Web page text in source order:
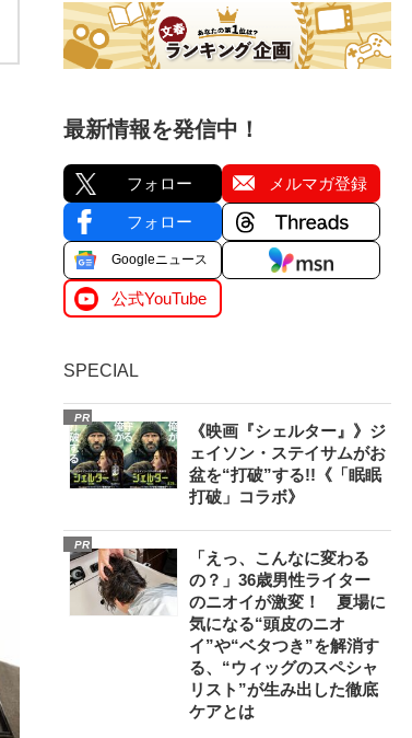
最新情報を発信中！
フォロー メルマガ登録
フォロー
Googleニュース
公式YouTube
SPECIAL
PR
《映画『シェルター』》ジ
ェイソン・ステイサムがお
盆を“打破”する!!《「眠眠
打破」コラボ》
PR
「えっ、こんなに変わる
の？」36歳男性ライター
のニオイが激変！ 夏場に
気になる“頭皮のニオ
イ”や“ベタつき”を解消す
る、“ウィッグのスペシャ
リスト”が生み出した徹底
ケアとは